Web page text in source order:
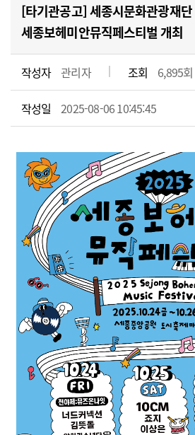
[타기관공고] 세종시문화관광재
세종보헤미안뮤직페스티벌 개최
작성자 관리자 조회 6,895회
작성일 2025-08-06 10:45:45